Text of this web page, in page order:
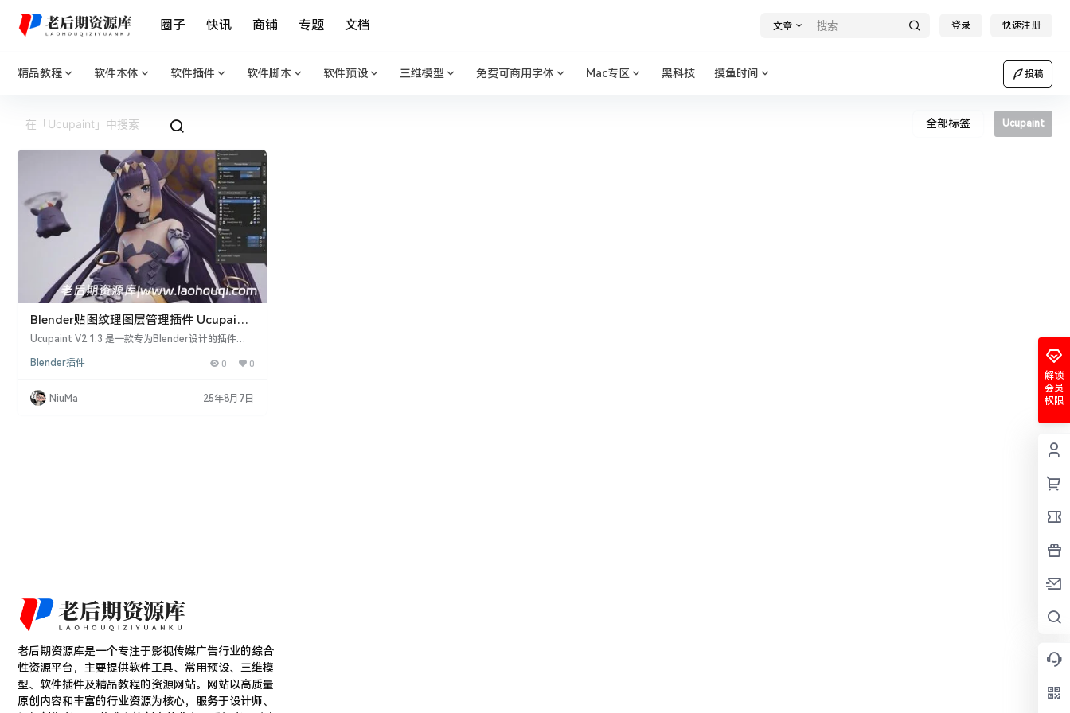
圈子 快讯 商铺 专题 文档 文章 登录 快速注册
精品教程 软件本体 软件插件 软件脚本 软件预设 三维模型 免费可商用字体 Mac专区 黑科技 摸鱼时间 投稿
全部标签 Ucupaint
Blender贴图纹理图层管理插件 Ucupaint
V2.1.3
Ucupaint V2.1.3 是一款专为Blender设计的插件，
件为用户提供了一个直观的界面，以便于管理和调整
er插件特点： 纹理图层管理：为Eevee和Cycles渲染
器提供纹理图层的管理功能。 直观界面：用户界面友
Blender插件 0 0
NiuMa 25年8月7日
解锁
会员
权限
老后期资源库是一个专注于影视传媒广告行业的综合
性资源平台，主要提供软件工具、常用预设、三维模
型、软件插件及精品教程的资源网站。网站以高质量
原创内容和丰富的行业资源为核心，服务于设计师、